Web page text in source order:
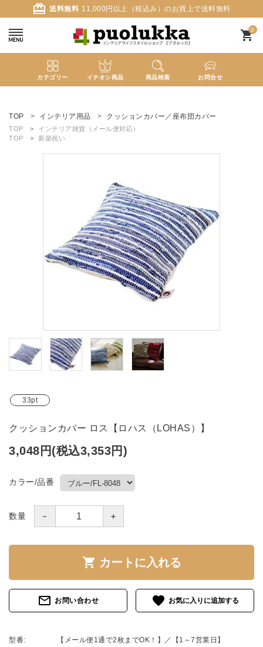
card_giftcard 送料無料 11,000円以上（税込み）のお買上で送料無料
0
shopping_cart
カテゴリー イチオシ商品 商品検索 お問合せ
ようこそ ゲスト 様
カテゴリーから探す
TOP インテリア用品 クッションカバー／座布団カバー
TOP
インテリア雑貨（メール便対応）
TOP
新築祝い
33pt
クッションカバー ロス【ロハス（LOHAS）】
3,048円(税込3,353円)
カラー/品番
数量 － ＋
shopping_cart カートに入れる
mail_outline お問い合わせ favorite
型番: 【メール便1通で2枚までOK！】／【1～7営業日】